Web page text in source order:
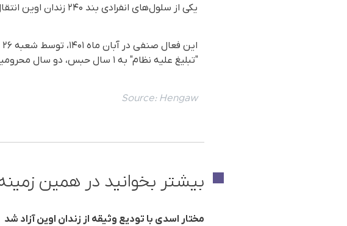
یکی از سلول‌های انفرادی بند ۲۴۰ زندان اوین انتقال داده شد.
"تبلیغ علیه نظام" به ۱ سال حبس، دو سال محرومیت از فعالیت و عضویت در گروه‌ها و منع خروج از کشور محکوم شده بود.
Source: Hengaw
بیشتر بخوانید در همین
مختار اسدی با تودیع وثیقه از زندان اوین‌ آزاد شد